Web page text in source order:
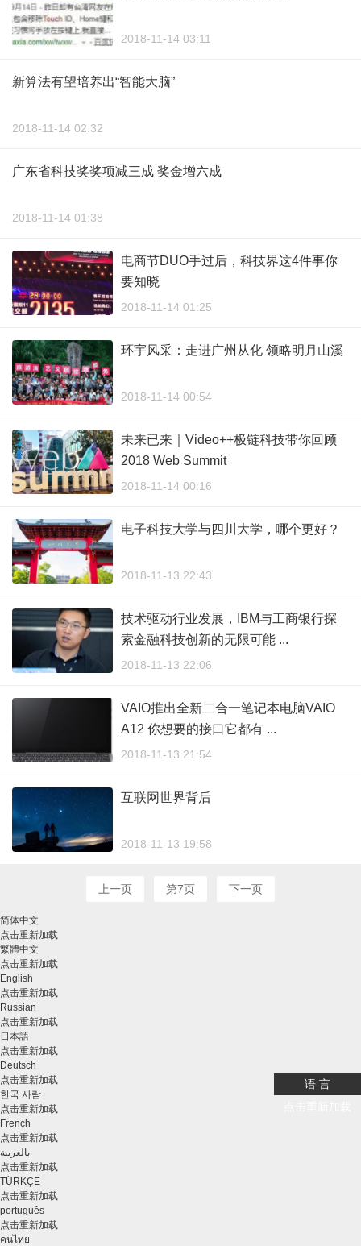
2018-11-14 03:11
新算法有望培养出“智能大脑”
2018-11-14 02:32
广东省科技奖奖项减三成 奖金增六成
2018-11-14 01:38
电商节DUO手过后，科技界这4件事你
要知晓
2018-11-14 01:25
环宇风采：走进广州从化 领略明月山溪
2018-11-14 00:54
未来已来｜Video++极链科技带你回顾
2018 Web Summit
2018-11-14 00:16
电子科技大学与四川大学，哪个更好？
2018-11-13 22:43
技术驱动行业发展，IBM与工商银行探
索金融科技创新的无限可能 ...
2018-11-13 22:06
VAIO推出全新二合一笔记本电脑VAIO
A12 你想要的接口它都有 ...
2018-11-13 21:54
互联网世界背后
2018-11-13 19:58
上一页 第7页 下一页
语 言
简体中文
点击重新加载
繁體中文
点击重新加载
English
点击重新加载
Russian
点击重新加载
日本語
点击重新加载
Deutsch
点击重新加载
한국 사람
点击重新加载
French
点击重新加载
بالعربية
点击重新加载
TÜRKÇE
点击重新加载
português
点击重新加载
คนไทย